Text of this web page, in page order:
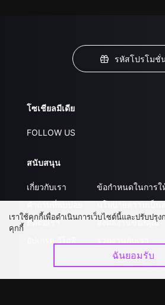
รหัสโปรโมชั่
โซเชียลมีเดีย
FOLLOW US
สนับสนุน
เกี่ยวกับเรา
ติดต่อเรา
ข้อกำหนดในการใ
ส่งผลงานของคุณ
เราใช้คุกกี้เพื่อดำเนินการเว็บไซต์นี้และปรับปรุ
คุกกี้
ฉันยอมรับ